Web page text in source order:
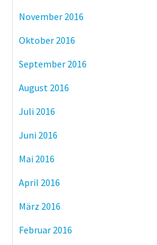
November 2016
Oktober 2016
September 2016
August 2016
Juli 2016
Juni 2016
Mai 2016
April 2016
März 2016
Februar 2016